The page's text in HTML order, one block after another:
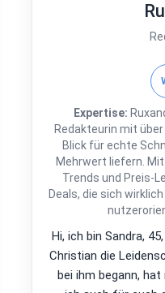
Expertise:
Redakteurin mit
Blick für echte
Mehrwert liefern.
Trends und Preis-
Deals, die sich
Hi, ich bin Sandra,
Christian die
bei ihm begann,